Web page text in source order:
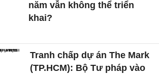
năm vẫn không thể triển
khai?
Tranh chấp dự án The Mark
(TP.HCM): Bộ Tư pháp vào